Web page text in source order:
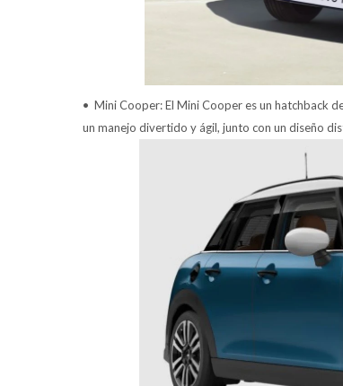
• Mini Cooper: El Mini Cooper es un hatchback
un manejo divertido y ágil, junto con un diseño